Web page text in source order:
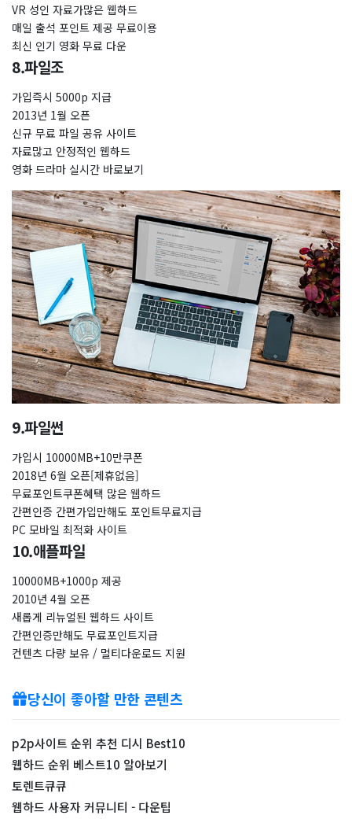
VR 성인 자료가많은 웹하드
매일 출석 포인트 제공 무료이용
최신 인기 영화 무료 다운
8.파일조
가입즉시 5000p 지급
2013년 1월 오픈
신규 무료 파일 공유 사이트
자료많고 안정적인 웹하드
영화 드라마 실시간 바로보기
9.파일썬
가입시 10000MB+10만쿠폰
2018년 6월 오픈[제휴없음]
무료포인트쿠폰혜택 많은 웹하드
간편인증 간편가입만해도 포인트무료지급
PC 모바일 최적화 사이트
10.애플파일
10000MB+1000p 제공
2010년 4월 오픈
새롭게 리뉴얼된 웹하드 사이트
간편인증만해도 무료포인트지급
컨텐츠 다량 보유 / 멀티다운로드 지원
당신이 좋아할 만한 콘텐츠
p2p사이트 순위 추천 디시 Best10
웹하드 순위 베스트10 알아보기
토렌트큐큐
웹하드 사용자 커뮤니티 - 다운팁